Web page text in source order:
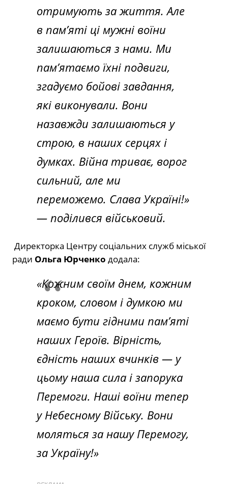
отримують за життя. Але
в пам’яті ці мужні воїни
залишаються з нами. Ми
пам’ятаємо їхні подвиги,
згадуємо бойові завдання,
які виконували. Вони
назавжди залишаються у
строю, в наших серцях і
думках. Війна триває, ворог
сильний, але ми
переможемо. Слава Україні!»
— поділився військовий.
Директорка Центру соціальних служб міської
ради Ольга Юрченко додала:
«Кожним своїм днем, кожним
кроком, словом і думкою ми
маємо бути гідними пам’яті
наших Героїв. Вірність,
єдність наших вчинків — у
цьому наша сила і запорука
Перемоги. Наші воїни тепер
у Небесному Війську. Вони
моляться за нашу Перемогу,
за Україну!»